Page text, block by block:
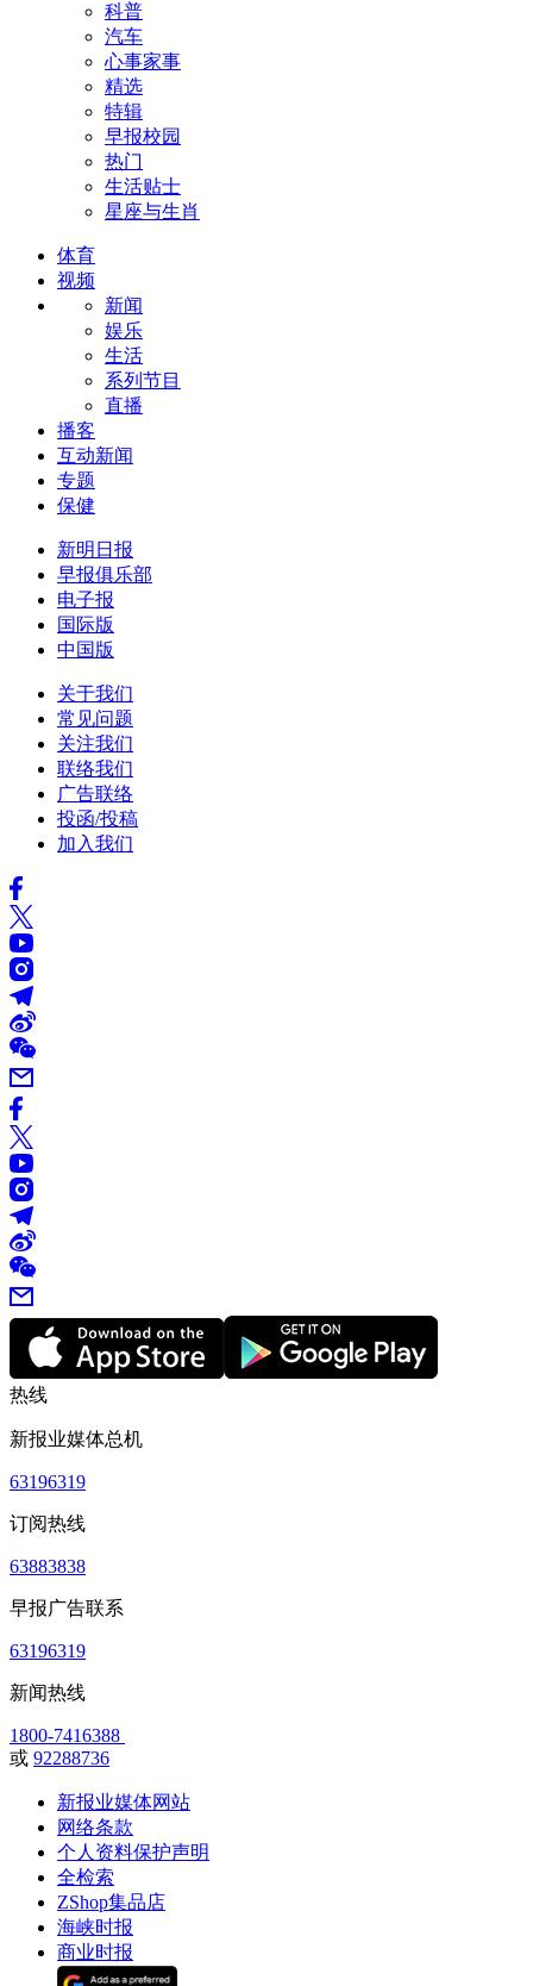
科普
汽车
心事家事
精选
特辑
早报校园
热门
生活贴士
星座与生肖
体育
视频
新闻
娱乐
生活
系列节目
直播
播客
互动新闻
专题
保健
新明日报
早报俱乐部
电子报
国际版
中国版
关于我们
常见问题
关注我们
联络我们
广告联络
投函/投稿
加入我们
热线
新报业媒体总机
63196319
订阅热线
63883838
早报广告联系
63196319
新闻热线
1800-7416388
或 92288736
新报业媒体网站
网络条款
个人资料保护声明
全检索
ZShop集品店
海峡时报
商业时报